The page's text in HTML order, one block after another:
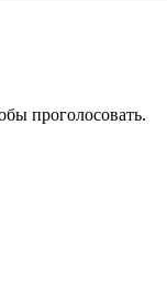
проголосовать.